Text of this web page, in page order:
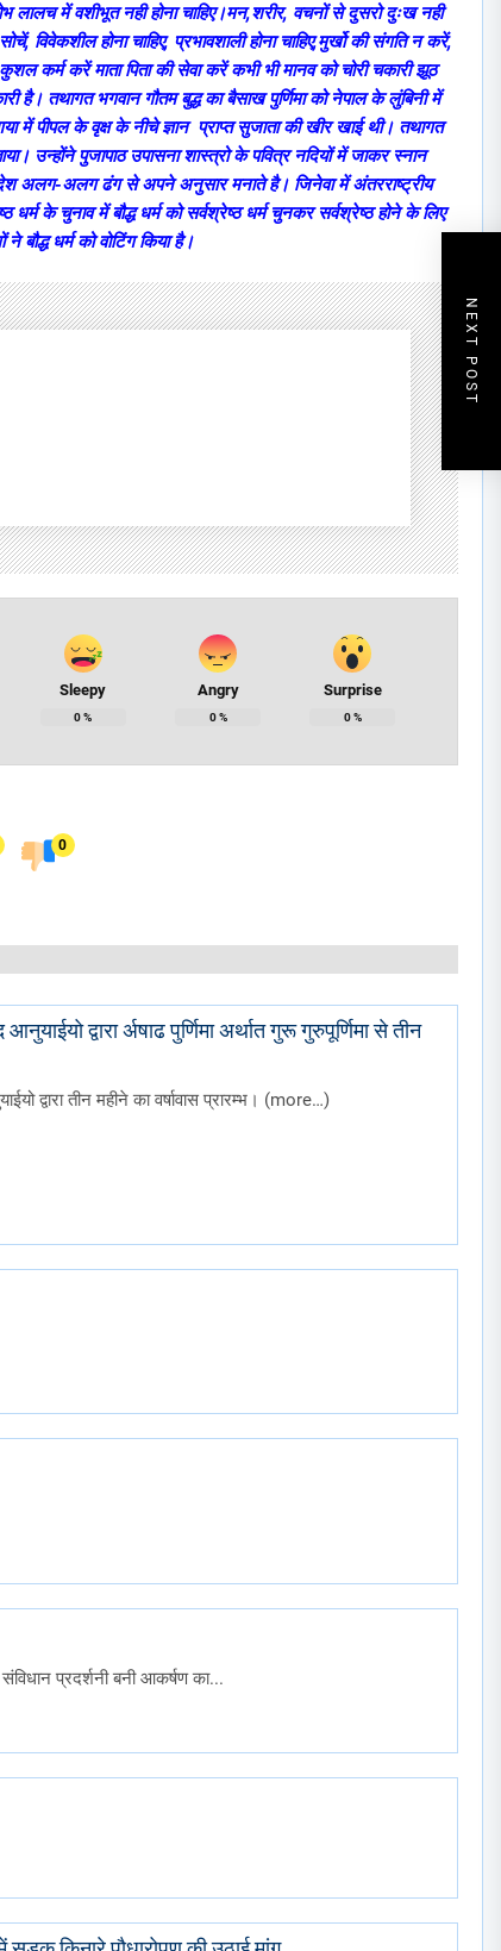
में वशीभूत नही होना चाहिए।मन,शरीर, वचनों से दुसरो दुःख नही
विवेकशील होना चाहिए, प्रभावशाली होना चाहिए,मुर्खो की संगति न करें,
कर्म करें माता पिता की सेवा करें कभी भी मानव को चोरी चकारी झूठ
है। तथागत भगवान गौतम बुद्ध का बैसाख पुर्णिमा को नेपाल के लुंबिनी में
में पीपल के वृक्ष के नीचे ज्ञान प्राप्त सुजाता की खीर खाई थी। तथागत
उन्होंने पुजापाठ उपासना शास्त्रो के पवित्र नदियों में जाकर स्नान
देश अलग-अलग ढंग से अपने अनुसार मनाते है। जिनेवा में अंतरराष्ट्रीय
के चुनाव में बौद्ध धर्म को सर्वश्रेष्ठ धर्म चुनकर सर्वश्रेष्ठ होने के लिए
बौद्ध धर्म को वोटिंग किया है।
Sleepy
0%
Angry
0%
Surprise
0%
0
NEXT POST
द्वारा र्अषाढ पुर्णिमा अर्थात गुरू गुरुपूर्णिमा से तीन
द्वारा तीन महीने का वर्षावास प्रारम्भ। (more…)
प्रदर्शनी बनी आकर्षण का...